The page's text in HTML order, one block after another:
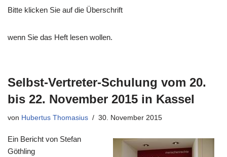
Bitte klicken Sie auf die Überschrift
wenn Sie das Heft lesen wollen.
Selbst-Vertreter-Schulung vom 20.
bis 22. November 2015 in Kassel
von Hubertus Thomasius 30. November 2015
Ein Bericht von Stefan
Göthling